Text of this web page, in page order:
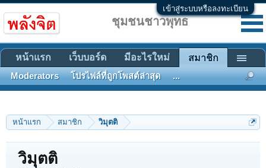
เข้าสู่ระบบหรือลงทะเบียน
หน้าแรก สมาชิก วิมุตติ
วิมุตติ
ชุมชนชาวพุทธ
หน้าแรก เว็บบอร์ด มีอะไรใหม่ สมาชิก
Moderators โปรไฟล์ที่ถูกโพสต์ล่าสุด ...